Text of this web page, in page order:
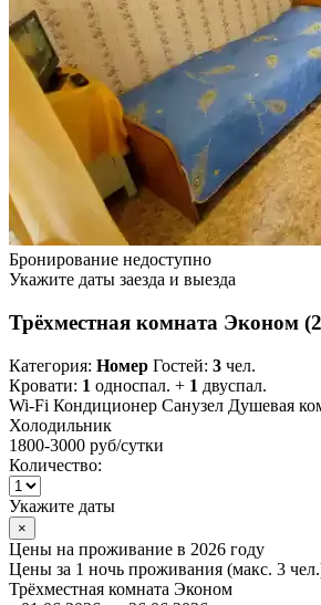
Бронирование недоступно
Укажите даты заезда и выезда
Трёхместная комната Эконом
Категория: Номер Гостей: 3 чел.
Кровати: 1 односпал. + 1 двуспал.
Wi-Fi Кондиционер Санузел Душевая
Холодильник
1800-3000 руб/сутки
Количество:
Укажите даты
×
Цены на проживание в 2026 году
Цены за 1 ночь проживания (макс. 3
Трёхместная комната Эконом